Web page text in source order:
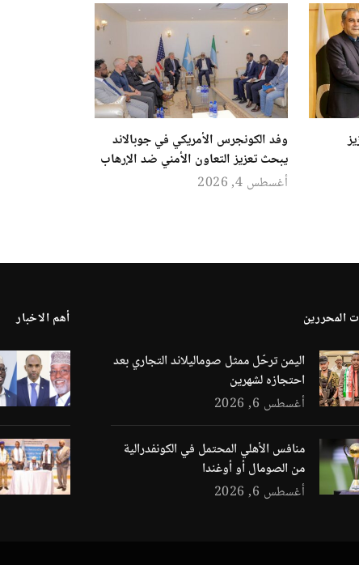
وفد الكونجرس الأمريكي في جوبالاند
يبحث تعزيز التعاون الأمني ضد الإرهاب
أغسطس 4, 2026
المحررين
اليمن ترحّل ممثل صوماليلاند التجاري بعد
احتجازه لشهرين
أغسطس 6, 2026
منافس الأهلي المحتمل في الكونفدرالية
من الصومال أو أوغندا
أغسطس 6, 2026
أهم الاخبار